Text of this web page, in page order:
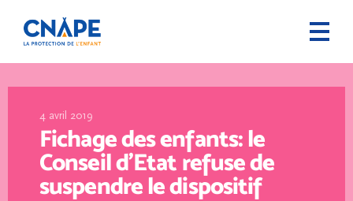
4 avril 2019
Fichage des enfants: le
Conseil d’Etat refuse de
suspendre le dispositif